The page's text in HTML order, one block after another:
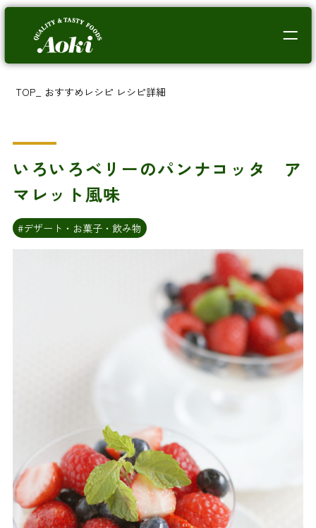
TOP おすすめレシピ レシピ詳細
いろいろベリーのパンナコッタ ア
マレット風味
#デザート・お菓子・飲み物